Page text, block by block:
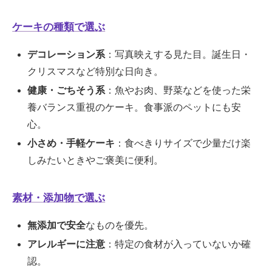
ケーキの種類で選ぶ
デコレーション系 ：写真映えする見た目。誕生日・
クリスマスなど特別な日向き。
健康・ごちそう系 ：魚やお肉、野菜などを使った栄
養バランス重視のケーキ。食事派のペットにも安
心。
小さめ・手軽ケーキ ：食べきりサイズで少量だけ楽
しみたいときやご褒美に便利。
素材・添加物で選ぶ
無添加で安全なものを優先。
アレルギーに注意 ：特定の食材が入っていないか確
認。